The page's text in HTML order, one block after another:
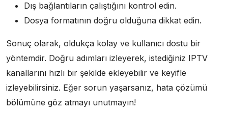
Dış bağlantıların çalıştığını kontrol edin.
Dosya formatının doğru olduğuna dikkat edin.
Sonuç olarak, oldukça kolay ve kullanıcı dostu bir
yöntemdir. Doğru adımları izleyerek, istediğiniz IPTV
kanallarını hızlı bir şekilde ekleyebilir ve keyifle
izleyebilirsiniz. Eğer sorun yaşarsanız, hata çözümü
bölümüne göz atmayı unutmayın!